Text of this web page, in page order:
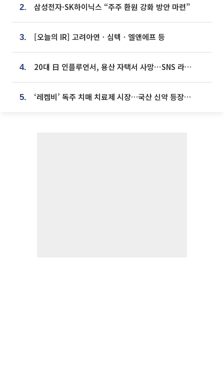
2. 삼성전자·SK하이닉스 “주주 환원 강화 방안 마련”
3. [오늘의 IR] 고려아연ㆍ심텍ㆍ엘앤에프 등
4. 20대 日 인플루언서, 용산 자택서 사망⋯SNS 라방 중 숨져
5. ‘레켐비’ 독주 치매 치료제 시장…국산 신약 등장하나